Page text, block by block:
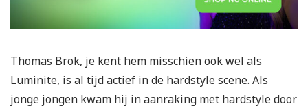
Thomas Brok, je kent hem misschien ook wel als
Luminite, is al tijd actief in de hardstyle scene. Als
jonge jongen kwam hij in aanraking met hardstyle door